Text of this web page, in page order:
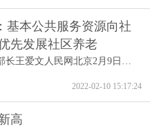
基本公共服务资源向社
先发展社区养老
民政部副部长王爱文人民网北京2月9日电（...
2022-02-10 15:17:24
高